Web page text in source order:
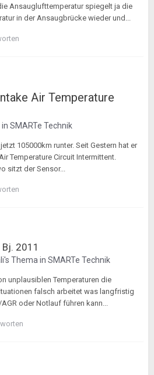
Ansauglufttemperatur spiegelt ja die
in der Ansaugbrücke wieder und...
Air Temperature
SMARTe Technik
105000km runter. Seit Gestern hat er
Temperature Circuit Intermittent.
sitzt der Sensor...
2011
's Thema in SMARTe Technik
unplausiblen Temperaturen die
falsch arbeitet was langfristig
oder Notlauf führen kann...